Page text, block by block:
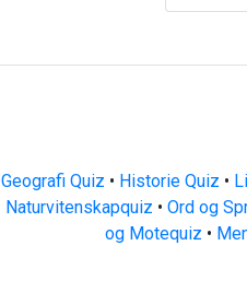
Geografi Quiz • Historie Quiz •
Naturvitenskapquiz • Ord og
og Motequiz •